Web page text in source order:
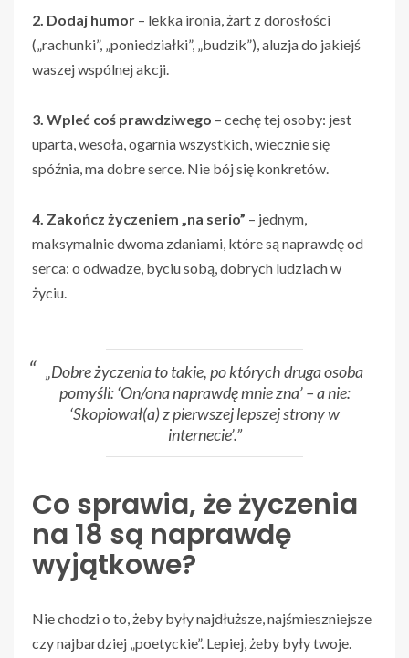
2. Dodaj humor – lekka ironia, żart z dorosłości
(„rachunki”, „poniedziałki”, „budzik”), aluzja do jakiejś
waszej wspólnej akcji.
3. Wpleć coś prawdziwego – cechę tej osoby: jest
uparta, wesoła, ogarnia wszystkich, wiecznie się
spóźnia, ma dobre serce. Nie bój się konkretów.
4. Zakończ życzeniem „na serio” – jednym,
maksymalnie dwoma zdaniami, które są naprawdę od
serca: o odwadze, byciu sobą, dobrych ludziach w
życiu.
„Dobre życzenia to takie, po których druga osoba
pomyśli: ‘On/ona naprawdę mnie zna’ – a nie:
‘Skopiował(a) z pierwszej lepszej strony w
internecie’.”
Co sprawia, że życzenia
na 18 są naprawdę
wyjątkowe?
Nie chodzi o to, żeby były najdłuższe, najśmieszniejsze
czy najbardziej „poetyckie”. Lepiej, żeby były twoje.